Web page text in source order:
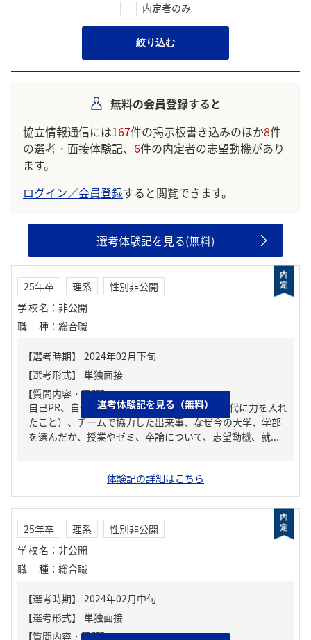
内定者のみ
絞り込む
無料の会員登録すると
協立情報通信には167件の掲示板書き込みのほか8件
の選考・面接体験記、 6件の内定者の志望動機があり
ます。
ログイン／会員登録すると閲覧できます。
選考体験記を見る(無料)
25年卒 理系
性別非公開
学校名 ： 非公開
職種 ： 総合職
【質問内容・課題】
自己PR、自分の強み/弱み、ガクチカ（学生時代に力を入れ
たこと）、チームで協力した出来事、なぜ今の大学、学部
を選んだか、授業やゼミ、卒論について、志望動機、就...
選考体験記を見る（無料）
体験記の詳細はこちら
25年卒 理系
性別非公開
学校名 ： 非公開
職種 ： 総合職
【質問内容・課題】